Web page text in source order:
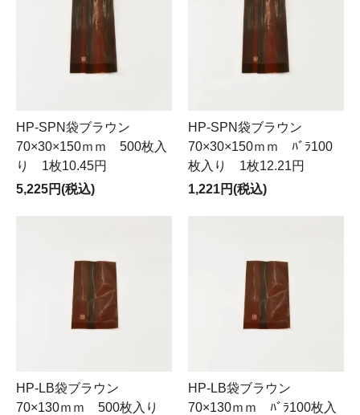
HP-SPN袋ブラウン
70×30×150ｍｍ 500枚入
り 1枚10.45円
5,225円(税込)
HP-SPN袋ブラウン
70×30×150ｍｍ ﾊﾞﾗ100
枚入り 1枚12.21円
1,221円(税込)
HP-LB袋ブラウン
70×130ｍｍ 500枚入り
HP-LB袋ブラウン
70×130ｍｍ ﾊﾞﾗ100枚入